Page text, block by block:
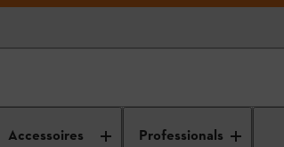
Accessoires Professionals